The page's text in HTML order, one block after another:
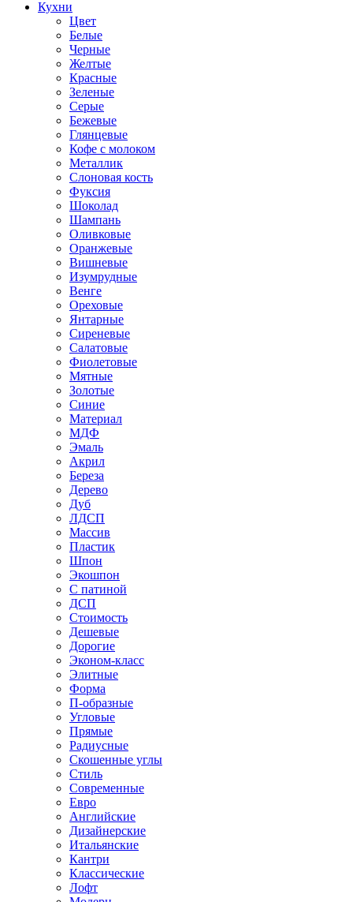
Кухни
Цвет
Белые
Черные
Желтые
Красные
Зеленые
Серые
Бежевые
Глянцевые
Кофе с молоком
Металлик
Слоновая кость
Фуксия
Шоколад
Шампань
Оливковые
Оранжевые
Вишневые
Изумрудные
Венге
Ореховые
Янтарные
Сиреневые
Салатовые
Фиолетовые
Мятные
Золотые
Синие
Материал
МДФ
Эмаль
Акрил
Береза
Дерево
Дуб
ЛДСП
Массив
Пластик
Шпон
Экошпон
С патиной
ДСП
Стоимость
Дешевые
Дорогие
Эконом-класс
Элитные
Форма
П-образные
Угловые
Прямые
Радиусные
Скошенные углы
Стиль
Современные
Евро
Английские
Дизайнерские
Итальянские
Кантри
Классические
Лофт